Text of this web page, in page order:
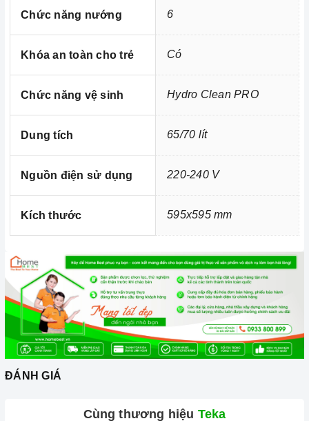
Kích thước
Chức năng nướng 6
Khóa an toàn cho trẻ Có
Chức năng vệ sinh Hydro Clean PRO
Dung tích 65/70 lít
Nguồn điện sử dụng 220-240 V
Kích thước 595x595 mm
ĐÁNH GIÁ
Cùng thương hiệu Teka